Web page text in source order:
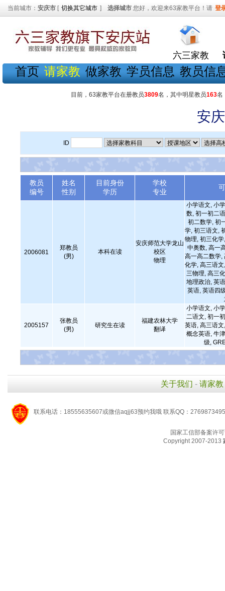
当前城市： 安庆市 [ 切换其它城市 ] 选择城市 您好，欢迎来63家教平台！请 登
六三家教
首页 请家教 做家教 学员信息 教员信
目前，63家教平台在册教员3809名，其中明星教员163名
安
ID
教员
编号
姓名
性别
目前身份
学历
学校
专业
2006081
郑教员
(男)
本科在读
安庆师范大学龙山
校区
物理
小学语文, 小
数, 初一初二
初二数学, 初
学, 初三语文,
物理, 初三化
中奥数, 高一
高一高二数学,
化学, 高三语
三物理, 高三
地理政治, 英
英语, 英语四
2005157
张教员
(男)
研究生在读
福建农林大学
翻译
小学语文, 小
二语文, 初一
英语, 高三语
概念英语, 牛
级,
关于我们 - 请家教
联系电话：18555635607或微信aqjj63预约我哦 联系QQ：
国家工信部备案许
Copyright 2007-2013